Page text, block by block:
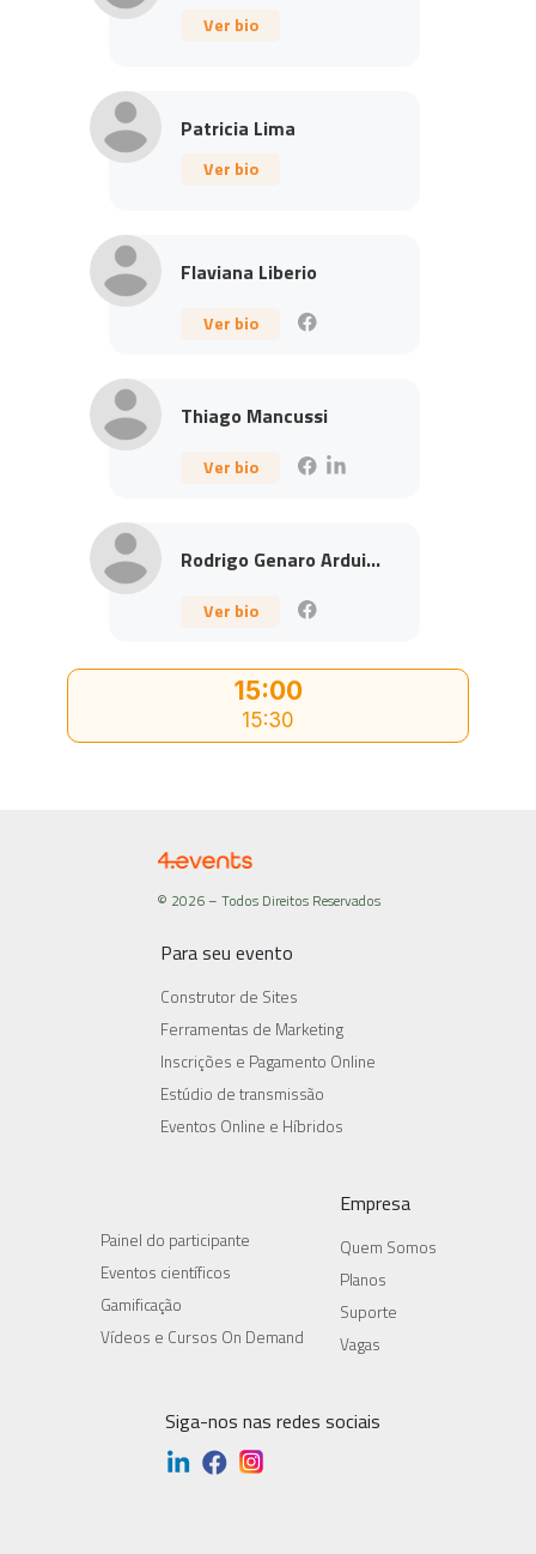
15:00
15:30
Ver bio
Patricia Lima
Ver bio
Flaviana Liberio
Ver bio
Thiago Mancussi
Ver bio
Rodrigo Genaro Ardui...
Ver bio
© 2026 – Todos Direitos Reservados
Para seu evento
Construtor de Sites
Ferramentas de Marketing
Inscrições e Pagamento Online
Estúdio de transmissão
Eventos Online e Híbridos
Painel do participante
Eventos científicos
Gamificação
Vídeos e Cursos On Demand
Empresa
Quem Somos
Planos
Suporte
Vagas
Siga-nos nas redes sociais